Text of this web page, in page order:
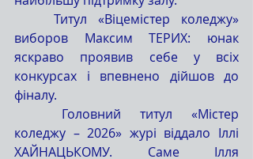
виборов Максим ТЕРИХ: юнак
яскраво проявив себе у всіх
конкурсах і впевнено дійшов до
фіналу.
коледжу – 2026» журі віддало Іллі
ХАЙНАЦЬКОМУ. Саме Ілля